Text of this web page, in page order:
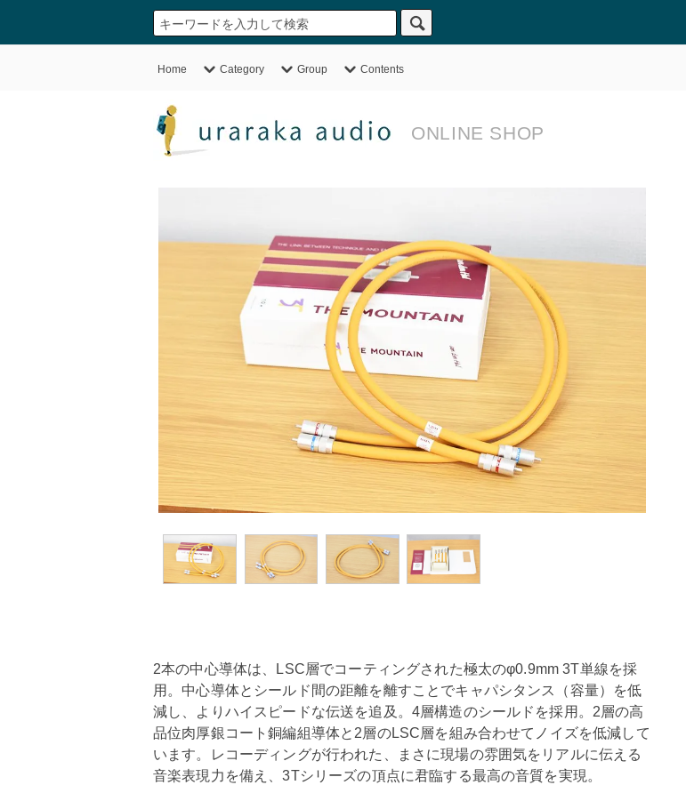
Home Category Group Contents
ONLINE SHOP
2本の中心導体は、LSC層でコーティングされた極太のφ0.9mm 3T単線を採
用。中心導体とシールド間の距離を離すことでキャパシタンス（容量）を低
減し、よりハイスピードな伝送を追及。4層構造のシールドを採用。2層の高
品位肉厚銀コート銅編組導体と2層のLSC層を組み合わせてノイズを低減して
います。レコーディングが行われた、まさに現場の雰囲気をリアルに伝える
音楽表現力を備え、3Tシリーズの頂点に君臨する最高の音質を実現。